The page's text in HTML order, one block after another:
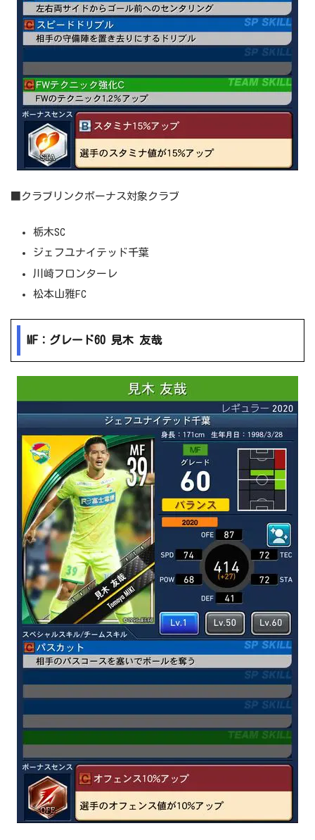
■クラブリンクボーナス対象クラブ
栃木SC
ジェフユナイテッド千葉
川崎フロンターレ
松本山雅FC
MF：グレード60 見木 友哉